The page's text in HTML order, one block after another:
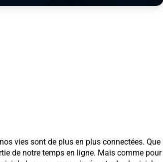
vies sont de plus en plus connectées. Que
de notre temps en ligne. Mais comme pour